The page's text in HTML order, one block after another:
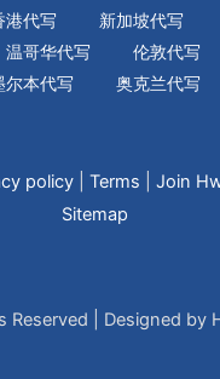
港代写 新加坡代写
温哥华代写 伦敦代写
尔本代写
奥克兰代写
Reserved | Designed by
policy Terms Join
Sitemap